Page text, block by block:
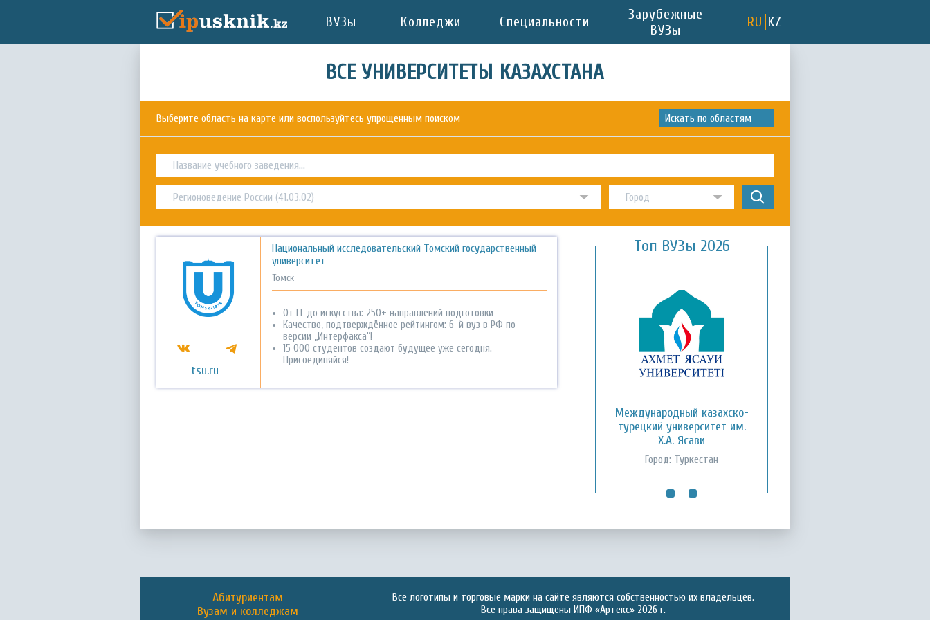
ВУЗы Колледжи Специальности
Зарубежные
ВУЗы
RU KZ
ВСЕ УНИВЕРСИТЕТЫ КАЗАХСТАНА
Выберите область на карте или воспользуйтесь упрощенным поиском Искать по областям
tsu.ru
Национальный исследовательский Томский государственный
университет
Томск
От IT до искусства: 250+ направлений подготовки
Качество, подтверждённое рейтингом: 6-й вуз в РФ по
версии „Интерфакса“!
15 000 студентов создают будущее уже сегодня.
Присоединяйся!
Топ ВУЗы 2026
Международный казахско-
турецкий университет им.
Х.А. Ясави
Город: Туркестан
Кызылординский открытый
университет
Город: Кызылорда
Абитуриентам
Вузам и колледжам
Все логотипы и торговые марки на сайте являются собственностью их владельцев.
Все права защищены ИПФ «Артекс» 2026 г.